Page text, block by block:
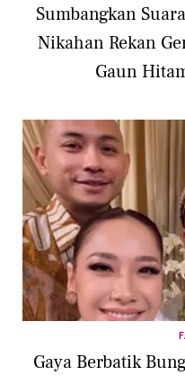
Sumbangkan
Nikahan Rekan
Gaun
Gaya Berbatik